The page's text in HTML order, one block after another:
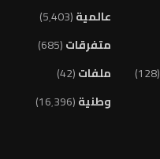
(128)
عالمية(5٬403)
متفرقات(685)
ملفات(42)
وطنية(16٬396)